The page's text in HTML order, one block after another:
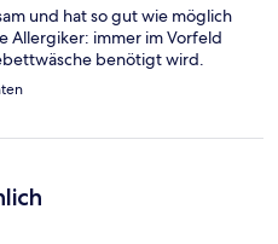
und hat so gut wie möglich
Allergiker: immer im Vorfeld
benötigt wird.